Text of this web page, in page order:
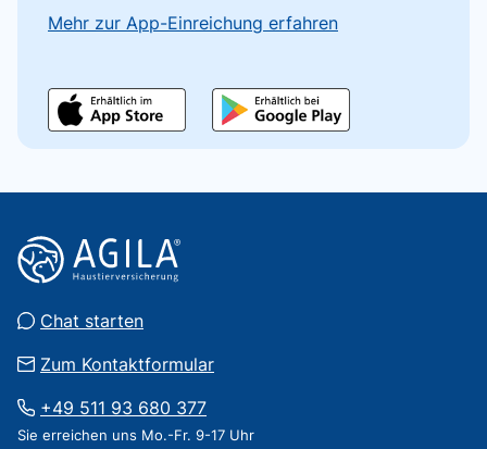
Mehr zur App-Einreichung erfahren